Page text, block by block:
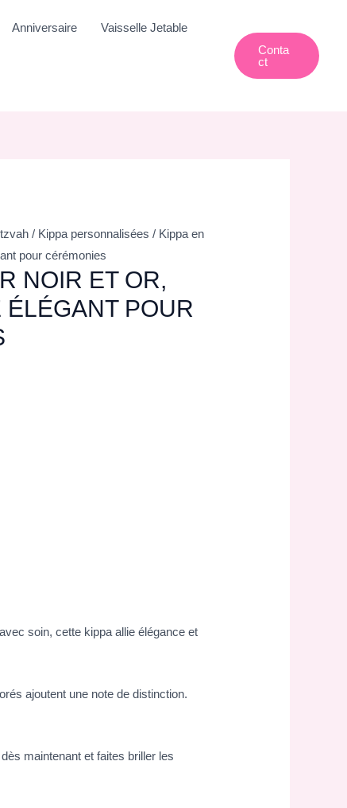
Anniversaire Vaisselle Jetable
Conta
Ct
/ Kippa personnalisées / Kippa en
pour cérémonies
NOIR ET OR,
POUR
soin, cette kippa allie élégance et
ajoutent une note de distinction.
maintenant et faites briller les